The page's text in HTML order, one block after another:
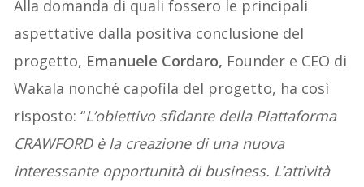
Alla domanda di quali fossero le principali
aspettative dalla positiva conclusione del
progetto, Emanuele Cordaro, Founder e CEO di
Wakala nonché capofila del progetto, ha così
risposto: “L’obiettivo sfidante della Piattaforma
CRAWFORD è la creazione di una nuova
interessante opportunità di business. L’attività